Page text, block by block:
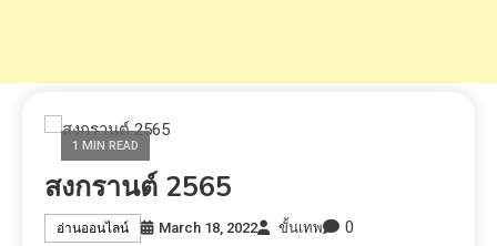
1 MIN READ
สงกรานต์ 2565
อ่านออนไลน์ March 18, 2022 ขั้นเทพ 0